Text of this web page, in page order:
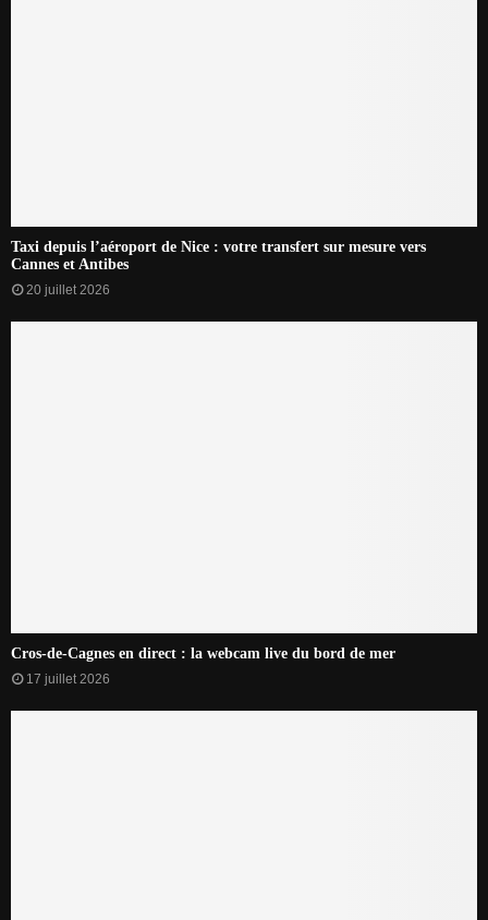
Taxi depuis l’aéroport de Nice : votre transfert sur mesure vers
Cannes et Antibes
20 juillet 2026
Cros-de-Cagnes en direct : la webcam live du bord de mer
17 juillet 2026